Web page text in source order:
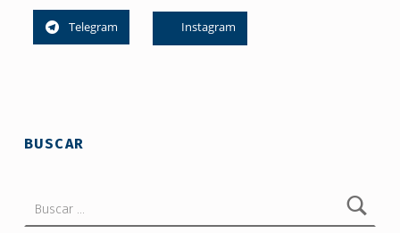
Telegram Instagram
BUSCAR